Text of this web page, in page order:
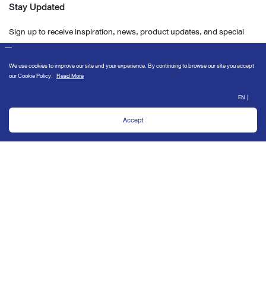
Stay Updated
Sign up to receive inspiration, news, product updates, and special
offers from our team.
We use cookies to improve our site and your experience. By continuing to
browse our site you accept our
Cookie Policy.